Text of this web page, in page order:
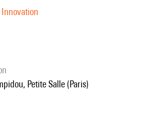
Petite Salle (Paris)